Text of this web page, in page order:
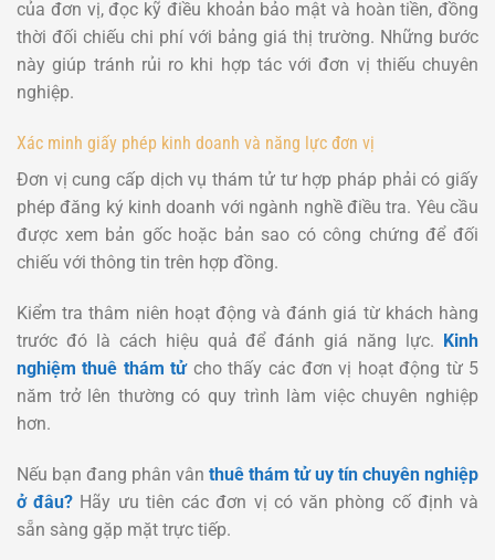
của đơn vị, đọc kỹ điều khoản bảo mật và hoàn tiền, đồng
thời đối chiếu chi phí với bảng giá thị trường. Những bước
này giúp tránh rủi ro khi hợp tác với đơn vị thiếu chuyên
nghiệp.
Xác minh giấy phép kinh doanh và năng lực đơn vị
Đơn vị cung cấp dịch vụ thám tử tư hợp pháp phải có giấy
phép đăng ký kinh doanh với ngành nghề điều tra. Yêu cầu
được xem bản gốc hoặc bản sao có công chứng để đối
chiếu với thông tin trên hợp đồng.
Kiểm tra thâm niên hoạt động và đánh giá từ khách hàng
trước đó là cách hiệu quả để đánh giá năng lực. Kinh
nghiệm thuê thám tửcho thấy các đơn vị hoạt động từ 5
năm trở lên thường có quy trình làm việc chuyên nghiệp
hơn.
Nếu bạn đang phân vân thuê thám tử uy tín chuyên nghiệp
ở đâu? Hãy ưu tiên các đơn vị có văn phòng cố định và
sẵn sàng gặp mặt trực tiếp.